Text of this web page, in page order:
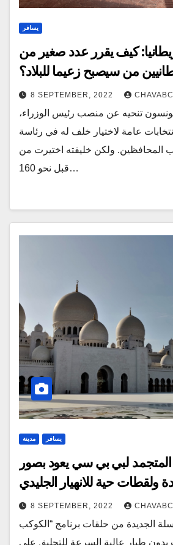
يسافر
كيف يقرر عدد صغير من
من سيصبح زعيما للبلاد؟
8 SEPTEMBER, 2022
تنحيه عن منصب رئيس الوزراء،
عامة لاختيار خلف له في رئاسة
المحافظين. ولكن خليفته اختيرت من
قبل نحو 160…
مدينة يسافر
لبي بي سي يعود بصور
ولقطات حية للانهيار الجليدي
8 SEPTEMBER, 2022
الجديدة من حلقات برنامج “الكوكب
بدون طيار عالية السرعة للتحليق على